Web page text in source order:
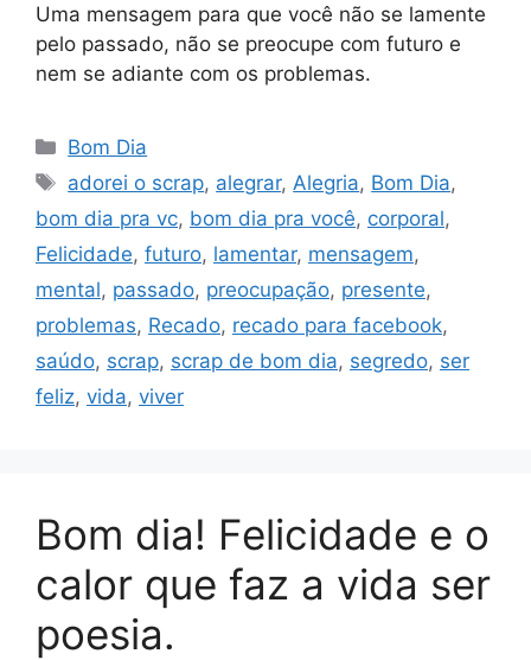
Uma mensagem para que você não se lamente
pelo passado, não se preocupe com futuro e
nem se adiante com os problemas.
Categorias
Bom Dia
Tags
adorei o scrap, alegrar, Alegria, Bom Dia,
bom dia pra vc, bom dia pra você, corporal,
Felicidade, futuro, lamentar, mensagem,
mental, passado, preocupação, presente,
problemas, Recado, recado para facebook,
saúdo, scrap, scrap de bom dia, segredo, ser
feliz, vida, viver
Bom dia! Felicidade e o
calor que faz a vida ser
poesia.